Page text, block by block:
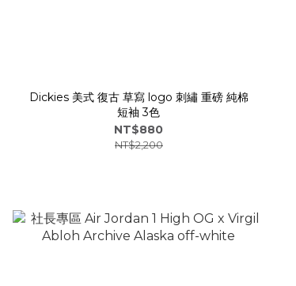
Dickies 美式 復古 草寫 logo 刺繡 重磅 純棉
短袖 3色
NT$880
NT$2,200